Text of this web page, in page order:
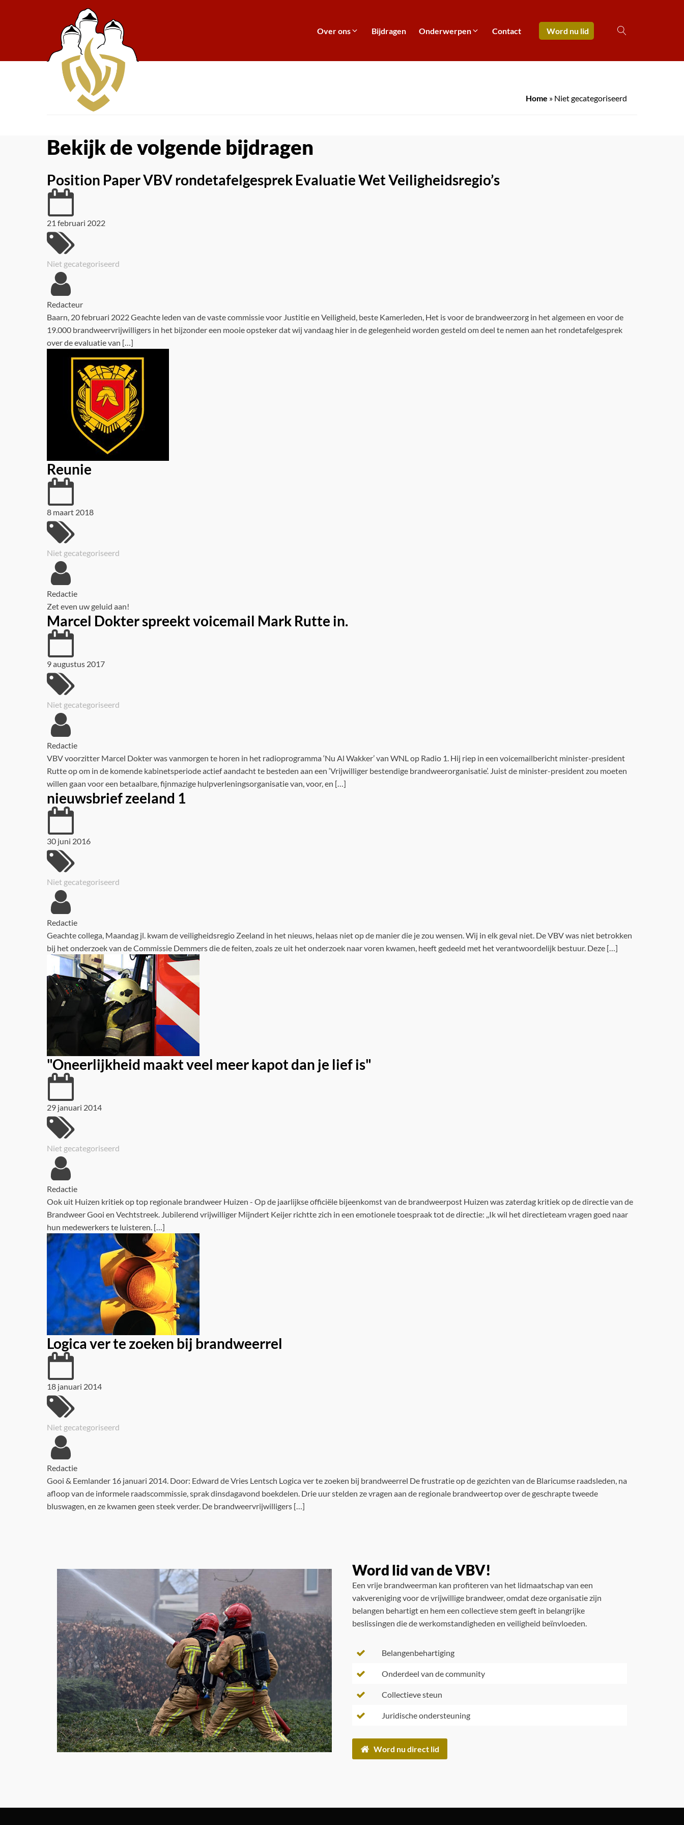
Over ons Bijdragen Onderwerpen Contact Word nu lid
Home » Niet gecategoriseerd
Bekijk de volgende bijdragen
Position Paper VBV rondetafelgesprek Evaluatie Wet Veiligheidsregio’s
21 februari 2022
Niet gecategoriseerd
Redacteur
Baarn, 20 februari 2022 Geachte leden van de vaste commissie voor Justitie en Veiligheid, beste Kamerleden, Het is voor de brandweerzorg in het algemeen en voor de
19.000 brandweervrijwilligers in het bijzonder een mooie opsteker dat wij vandaag hier in de gelegenheid worden gesteld om deel te nemen aan het rondetafelgesprek
over de evaluatie van […]
Reunie
8 maart 2018
Niet gecategoriseerd
Redactie
Zet even uw geluid aan!
Marcel Dokter spreekt voicemail Mark Rutte in.
9 augustus 2017
Niet gecategoriseerd
Redactie
VBV voorzitter Marcel Dokter was vanmorgen te horen in het radioprogramma ‘Nu Al Wakker’ van WNL op Radio 1. Hij riep in een voicemailbericht minister-president
Rutte op om in de komende kabinetsperiode actief aandacht te besteden aan een ‘Vrijwilliger bestendige brandweerorganisatie’. Juist de minister-president zou moeten
willen gaan voor een betaalbare, fijnmazige hulpverleningsorganisatie van, voor, en […]
nieuwsbrief zeeland 1
30 juni 2016
Niet gecategoriseerd
Redactie
Geachte collega, Maandag jl. kwam de veiligheidsregio Zeeland in het nieuws, helaas niet op de manier die je zou wensen. Wij in elk geval niet. De VBV was niet betrokken
bij het onderzoek van de Commissie Demmers die de feiten, zoals ze uit het onderzoek naar voren kwamen, heeft gedeeld met het verantwoordelijk bestuur. Deze […]
"Oneerlijkheid maakt veel meer kapot dan je lief is"
29 januari 2014
Niet gecategoriseerd
Redactie
Ook uit Huizen kritiek op top regionale brandweer Huizen - Op de jaarlijkse officiële bijeenkomst van de brandweerpost Huizen was zaterdag kritiek op de directie van de
Brandweer Gooi en Vechtstreek. Jubilerend vrijwilliger Mijndert Keijer richtte zich in een emotionele toespraak tot de directie: ,,Ik wil het directieteam vragen goed naar
hun medewerkers te luisteren. […]
Logica ver te zoeken bij brandweerrel
18 januari 2014
Niet gecategoriseerd
Redactie
Gooi & Eemlander 16 januari 2014. Door: Edward de Vries Lentsch Logica ver te zoeken bij brandweerrel De frustratie op de gezichten van de Blaricumse raadsleden, na
afloop van de informele raadscommissie, sprak dinsdagavond boekdelen. Drie uur stelden ze vragen aan de regionale brandweertop over de geschrapte tweede
bluswagen, en ze kwamen geen steek verder. De brandweervrijwilligers […]
Word lid van de VBV!
Een vrije brandweerman kan profiteren van het lidmaatschap van een
vakvereniging voor de vrijwillige brandweer, omdat deze organisatie zijn
belangen behartigt en hem een collectieve stem geeft in belangrijke
beslissingen die de werkomstandigheden en veiligheid beïnvloeden.
Belangenbehartiging
Onderdeel van de community
Collectieve steun
Juridische ondersteuning
Word nu direct lid